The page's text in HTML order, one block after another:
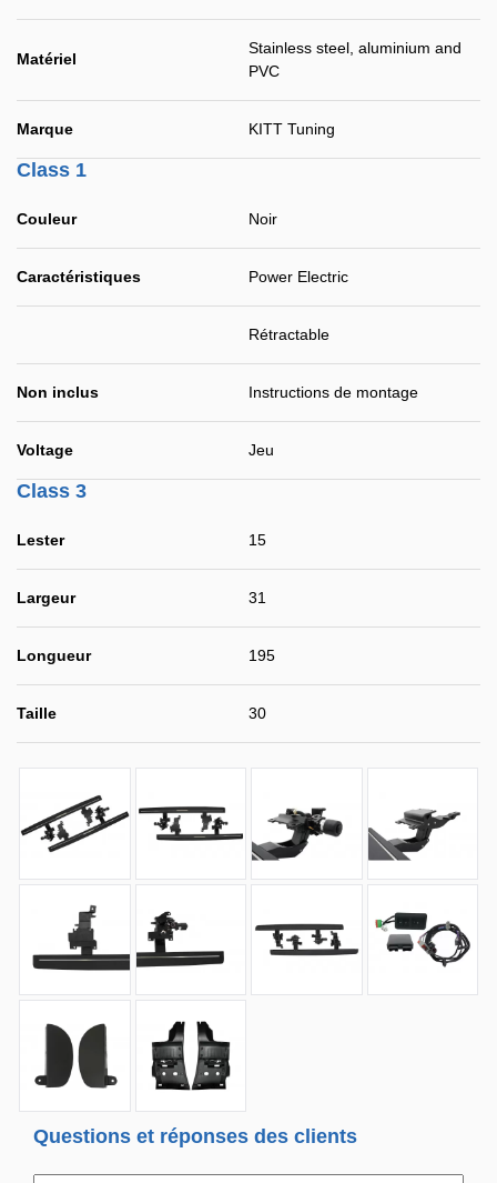
Matériel
Stainless steel, aluminium and
PVC
Marque KITT Tuning
Class 1
Couleur Noir
Caractéristiques Power Electric
Rétractable
Non inclus Instructions de montage
Voltage Jeu
Class 3
Lester 15
Largeur 31
Longueur 195
Taille 30
Questions et réponses des clients